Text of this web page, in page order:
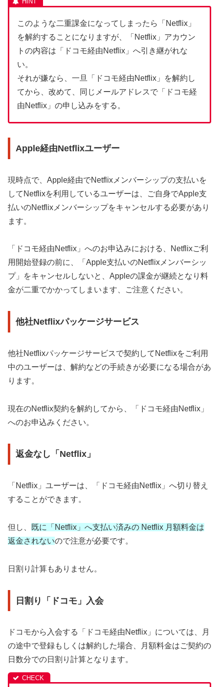
このような二重課金になってしまったら「Netflix」
を解約することになりますが、「Netflix」アカウン
トの内容は「ドコモ経由Netflix」へ引き継がれな
い。
それが嫌なら、一旦「ドコモ経由Netflix」を解約し
てから、改めて、同じメールアドレスで「ドコモ経
由Netflix」の申し込みをする。
Apple経由Netflixユーザー
現時点で、Apple経由でNetflixメンバーシップの支払いを
してNetflixを利用しているユーザーは、ご自身でApple支
払いのNetflixメンバーシップをキャンセルする必要があり
ます。
「ドコモ経由Netflix」へのお申込みにおける、Netflixご利
用開始登録の前に、「Apple支払いのNetflixメンバーシッ
プ」をキャンセルしないと、Appleの課金が継続となり料
金が二重でかかってしまいます、ご注意ください。
他社Netflixパッケージサービス
他社Netflixパッケージサービスで契約してNetflixをご利用
中のユーザーは、解約などの手続きが必要になる場合があ
ります。
現在のNetflix契約を解約してから、「ドコモ経由Netflix」
へのお申込みください。
返金なし「Netflix」
「Netflix」ユーザーは、「ドコモ経由Netflix」へ切り替え
することができます。
但し、
既に「Netflix」へ支払い済みの Netflix 月額料金は
返金されないので注意が必要です。
日割り計算もありません。
日割り「ドコモ」入会
ドコモから入会する「ドコモ経由Netflix」については、月
の途中で登録もしくは解約した場合、月額料金はご契約の
日数分での日割り計算となります。